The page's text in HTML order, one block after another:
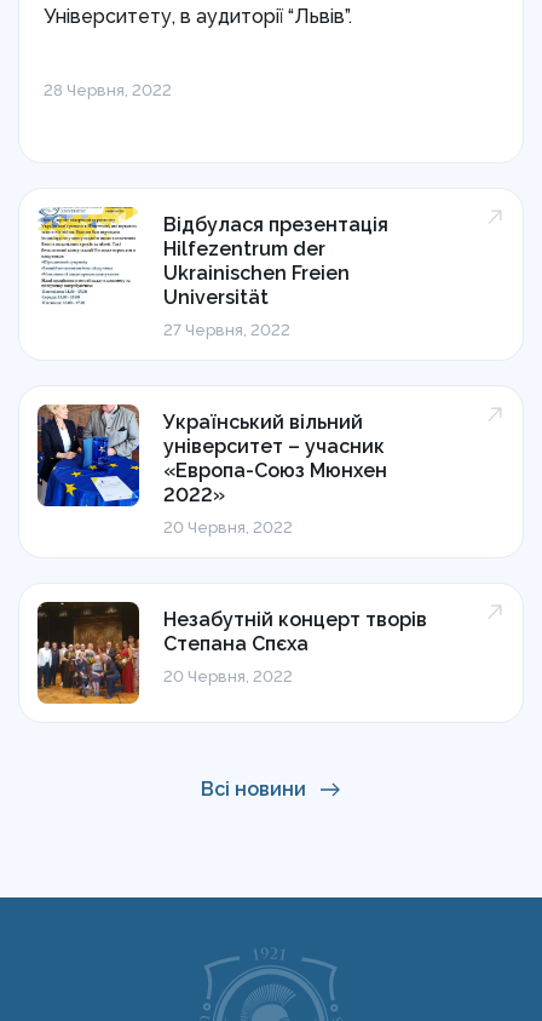
Всі новини
Університету, в аудиторії “Львів”.
28 Червня, 2022
Відбулася презентація
Hilfezentrum der
Ukrainischen Freien
Universität
27 Червня, 2022
Український вільний
університет – учасник
«Европа-Союз Мюнхен
2022»
20 Червня, 2022
Незабутній концерт творів
Степана Спєха
20 Червня, 2022